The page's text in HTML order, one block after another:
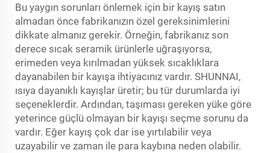
Bu yaygın sorunları önlemek için bir kayış satın
almadan önce fabrikanızın özel gereksinimlerini
dikkate almanız gerekir. Örneğin, fabrikanız son
derece sıcak seramik ürünlerle uğraşıyorsa,
erimeden veya kırılmadan yüksek sıcaklıklara
dayanabilen bir kayışa ihtiyacınız vardır. SHUNNAI,
ısıya dayanıklı kayışlar üretir; bu tür durumlarda iyi
seçeneklerdir. Ardından, taşıması gereken yüke göre
yeterince güçlü olmayan bir kayışı seçme sorunu da
vardır. Eğer kayış çok dar ise yırtılabilir veya
uzayabilir ve zaman ile para kaybına neden olabilir.